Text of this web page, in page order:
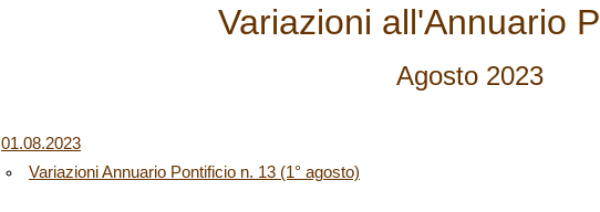
Variazioni all'Annuario
Agosto 2023
01.08.2023
Variazioni Annuario Pontificio n. 13 (1° agosto)